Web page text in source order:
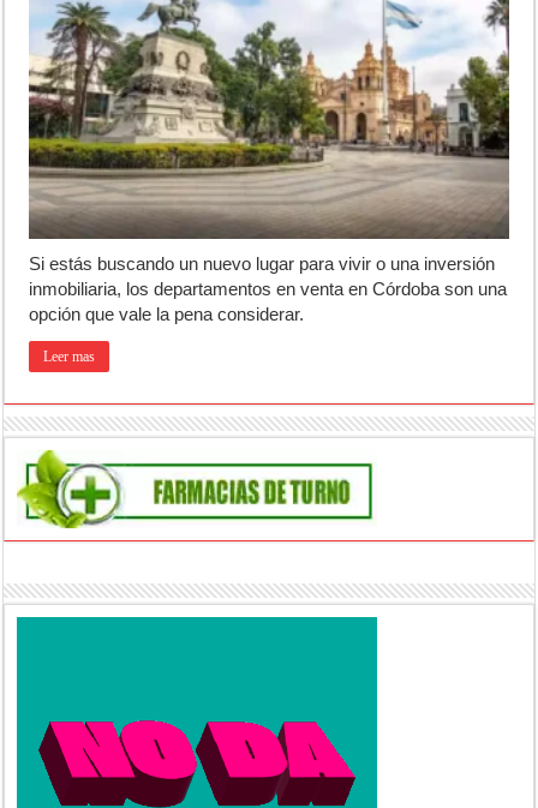
Campeonato TC JK: Diego Cordone se quedó con una gran victoria
Jubilación en Argentina: qué requisitos exige ANSES para acceder al
Opinión: Buscando una mejor educación ambiental
Si estás buscando un nuevo lugar para vivir o una inversión
inmobiliaria, los departamentos en venta en Córdoba son una
opción que vale la pena considerar.
Leer mas